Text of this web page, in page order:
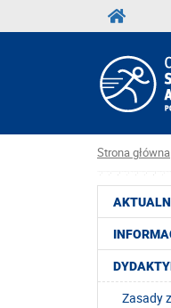
Strona główna
Zasady